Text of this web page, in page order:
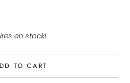
en stock!
TO CART